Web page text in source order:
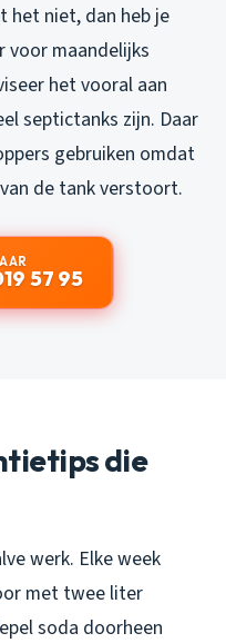
het niet, dan heb je
voor maandelijks
het vooral aan
septictanks zijn. Daar
gebruiken omdat
de tank verstoort.
57 95
die
werk. Elke week
met twee liter
soda doorheen